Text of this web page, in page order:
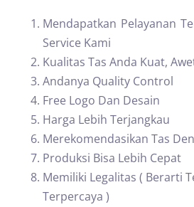
Mendapatkan Pelayanan
Service Kami
Kualitas Tas Anda Kuat,
Andanya Quality Control
Free Logo Dan Desain
Harga Lebih Terjangkau
Merekomendasikan Tas
Produksi Bisa Lebih Cepat
Memiliki Legalitas ( Berarti
Terpercaya )